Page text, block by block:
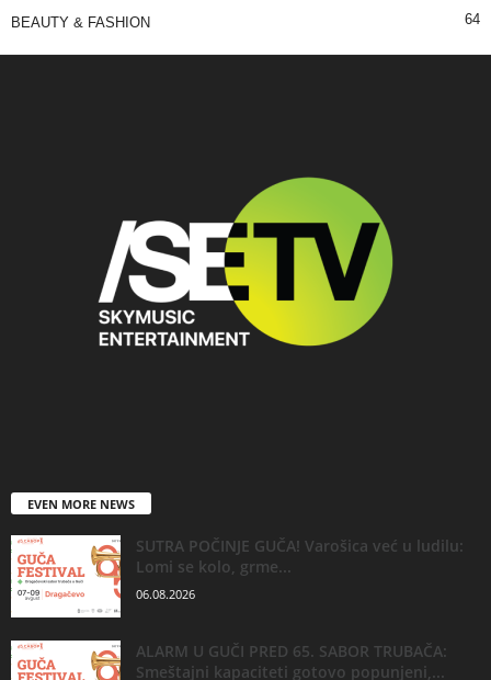
BEAUTY & FASHION 64
EVEN MORE NEWS
SUTRA POČINJE GUČA! Varošica već u ludilu:
Lomi se kolo, grme...
06.08.2026
ALARM U GUČI PRED 65. SABOR TRUBAČA:
Smeštajni kapaciteti gotovo popunjeni,...